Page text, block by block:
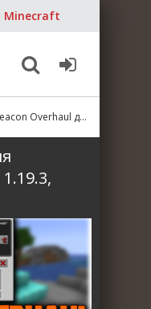
Minecraft
для Майнкрафт [1.19.4, 1.19.3, 1.19.2]